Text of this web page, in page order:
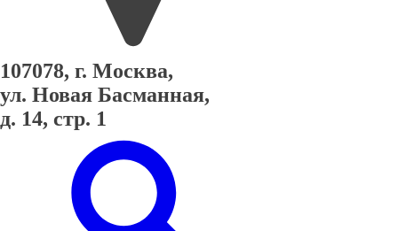
107078, г. Москва,
ул. Новая Басманная,
д. 14, стр. 1